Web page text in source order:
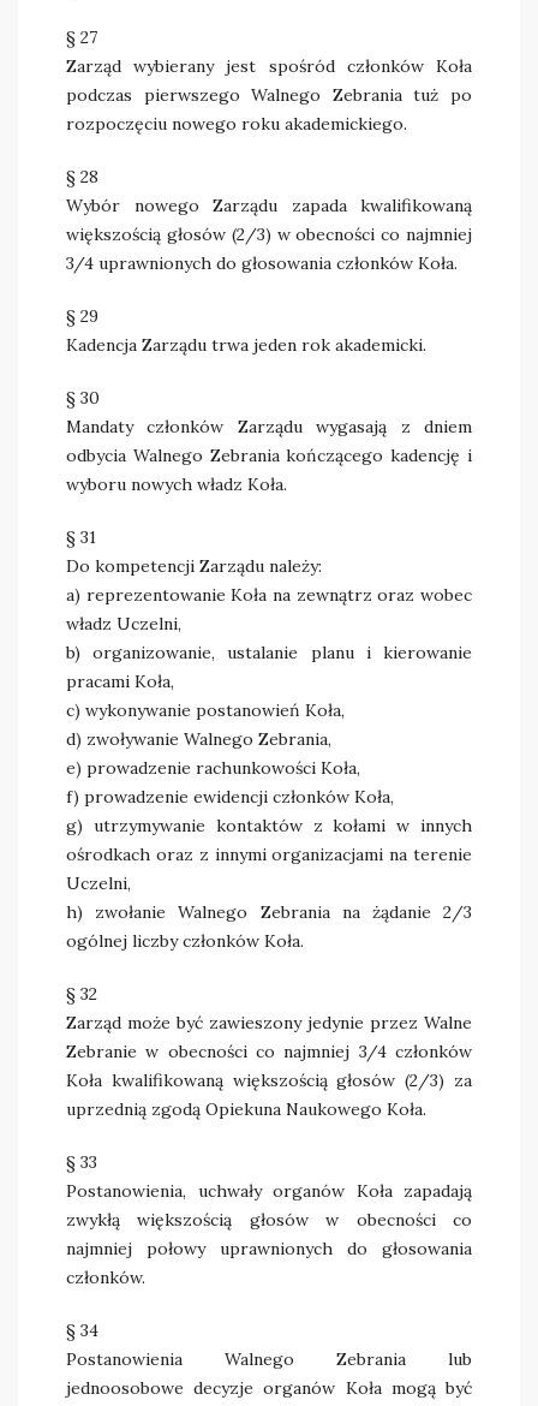
§ 27
Zarząd wybierany jest spośród członków Koła
podczas pierwszego Walnego Zebrania tuż po
rozpoczęciu nowego roku akademickiego.
§ 28
Wybór nowego Zarządu zapada kwalifikowaną
większością głosów (2/3) w obecności co najmniej
3/4 uprawnionych do głosowania członków Koła.
§ 29
Kadencja Zarządu trwa jeden rok akademicki.
§ 30
Mandaty członków Zarządu wygasają z dniem
odbycia Walnego Zebrania kończącego kadencję i
wyboru nowych władz Koła.
§ 31
Do kompetencji Zarządu należy:
a) reprezentowanie Koła na zewnątrz oraz wobec
władz Uczelni,
b) organizowanie, ustalanie planu i kierowanie
pracami Koła,
c) wykonywanie postanowień Koła,
d) zwoływanie Walnego Zebrania,
e) prowadzenie rachunkowości Koła,
f) prowadzenie ewidencji członków Koła,
g) utrzymywanie kontaktów z kołami w innych
ośrodkach oraz z innymi organizacjami na terenie
Uczelni,
h) zwołanie Walnego Zebrania na żądanie 2/3
ogólnej liczby członków Koła.
§ 32
Zarząd może być zawieszony jedynie przez Walne
Zebranie w obecności co najmniej 3/4 członków
Koła kwalifikowaną większością głosów (2/3) za
uprzednią zgodą Opiekuna Naukowego Koła.
§ 33
Postanowienia, uchwały organów Koła zapadają
zwykłą większością głosów w obecności co
najmniej połowy uprawnionych do głosowania
członków.
§ 34
Postanowienia Walnego Zebrania lub
jednoosobowe decyzje organów Koła mogą być